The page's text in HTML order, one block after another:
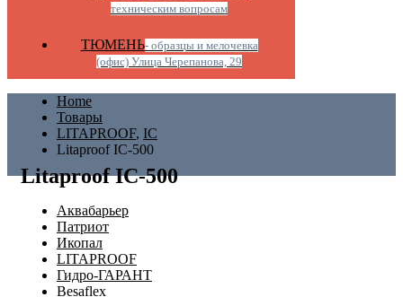
техническим вопросам
ТЮМЕНЬ- образцы и мелочевка
(офис) Улица Черепанова, 29
Home
Товары
LITAPROOF, IC
Litaproof IC-500
Litaproof IC-500
Аквабарьер
Патриот
Икопал
LITAPROOF
Гидро-ГАРАНТ
Besaflex